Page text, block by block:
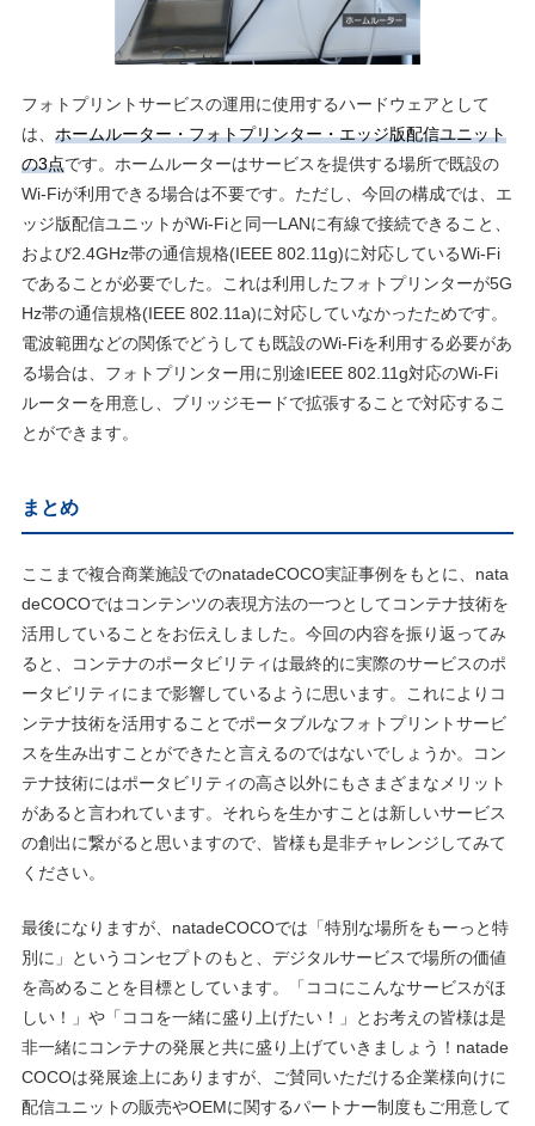
フォトプリントサービスの運⽤に使⽤するハードウェアとして
は、 ホームルーター・フォトプリンター・エッジ版配信ユニット
の3点です。ホームルーターはサービスを提供する場所で既設の
Wi-Fiが利⽤できる場合は不要です。ただし、今回の構成では、エ
ッジ版配信ユニットがWi-Fiと同⼀LANに有線で接続できること、
および2.4GHz帯の通信規格(IEEE 802.11g)に対応しているWi-Fi
であることが必要でした。これは利⽤したフォトプリンターが5G
Hz帯の通信規格(IEEE 802.11a)に対応していなかったためです。
電波範囲などの関係でどうしても既設のWi-Fiを利⽤する必要があ
る場合は、フォトプリンター⽤に別途IEEE 802.11g対応のWi-Fi
ルーターを⽤意し、ブリッジモードで拡張することで対応するこ
とができます。
まとめ
ここまで複合商業施設でのnatadeCOCO実証事例をもとに、nata
deCOCOではコンテンツの表現⽅法の⼀つとしてコンテナ技術を
活⽤していることをお伝えしました。今回の内容を振り返ってみ
ると、コンテナのポータビリティは最終的に実際のサービスのポ
ータビリティにまで影響しているように思います。これによりコ
ンテナ技術を活⽤することでポータブルなフォトプリントサービ
スを⽣み出すことができたと⾔えるのではないでしょうか。コン
テナ技術にはポータビリティの⾼さ以外にもさまざまなメリット
があると⾔われています。それらを⽣かすことは新しいサービス
の創出に繋がると思いますので、皆様も是⾮チャレンジしてみて
ください。
最後になりますが、natadeCOCOでは「特別な場所をもーっと特
別に」というコンセプトのもと、デジタルサービスで場所の価値
を⾼めることを⽬標としています。「ココにこんなサービスがほ
しい！」や「ココを⼀緒に盛り上げたい！」とお考えの皆様は是
⾮⼀緒にコンテナの発展と共に盛り上げていきましょう！natade
COCOは発展途上にありますが、ご賛同いただける企業様向けに
配信ユニットの販売やOEMに関するパートナー制度もご⽤意して